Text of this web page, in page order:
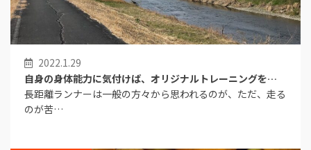
2022.1.29
自身の身体能力に気付けば、オリジナルトレーニングを…
長距離ランナーは一般の方々から思われるのが、ただ、走る
のが苦…